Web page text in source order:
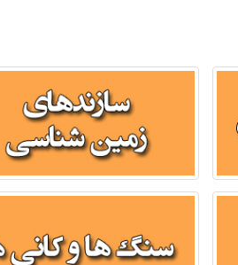
معدن
گزارش تصویری